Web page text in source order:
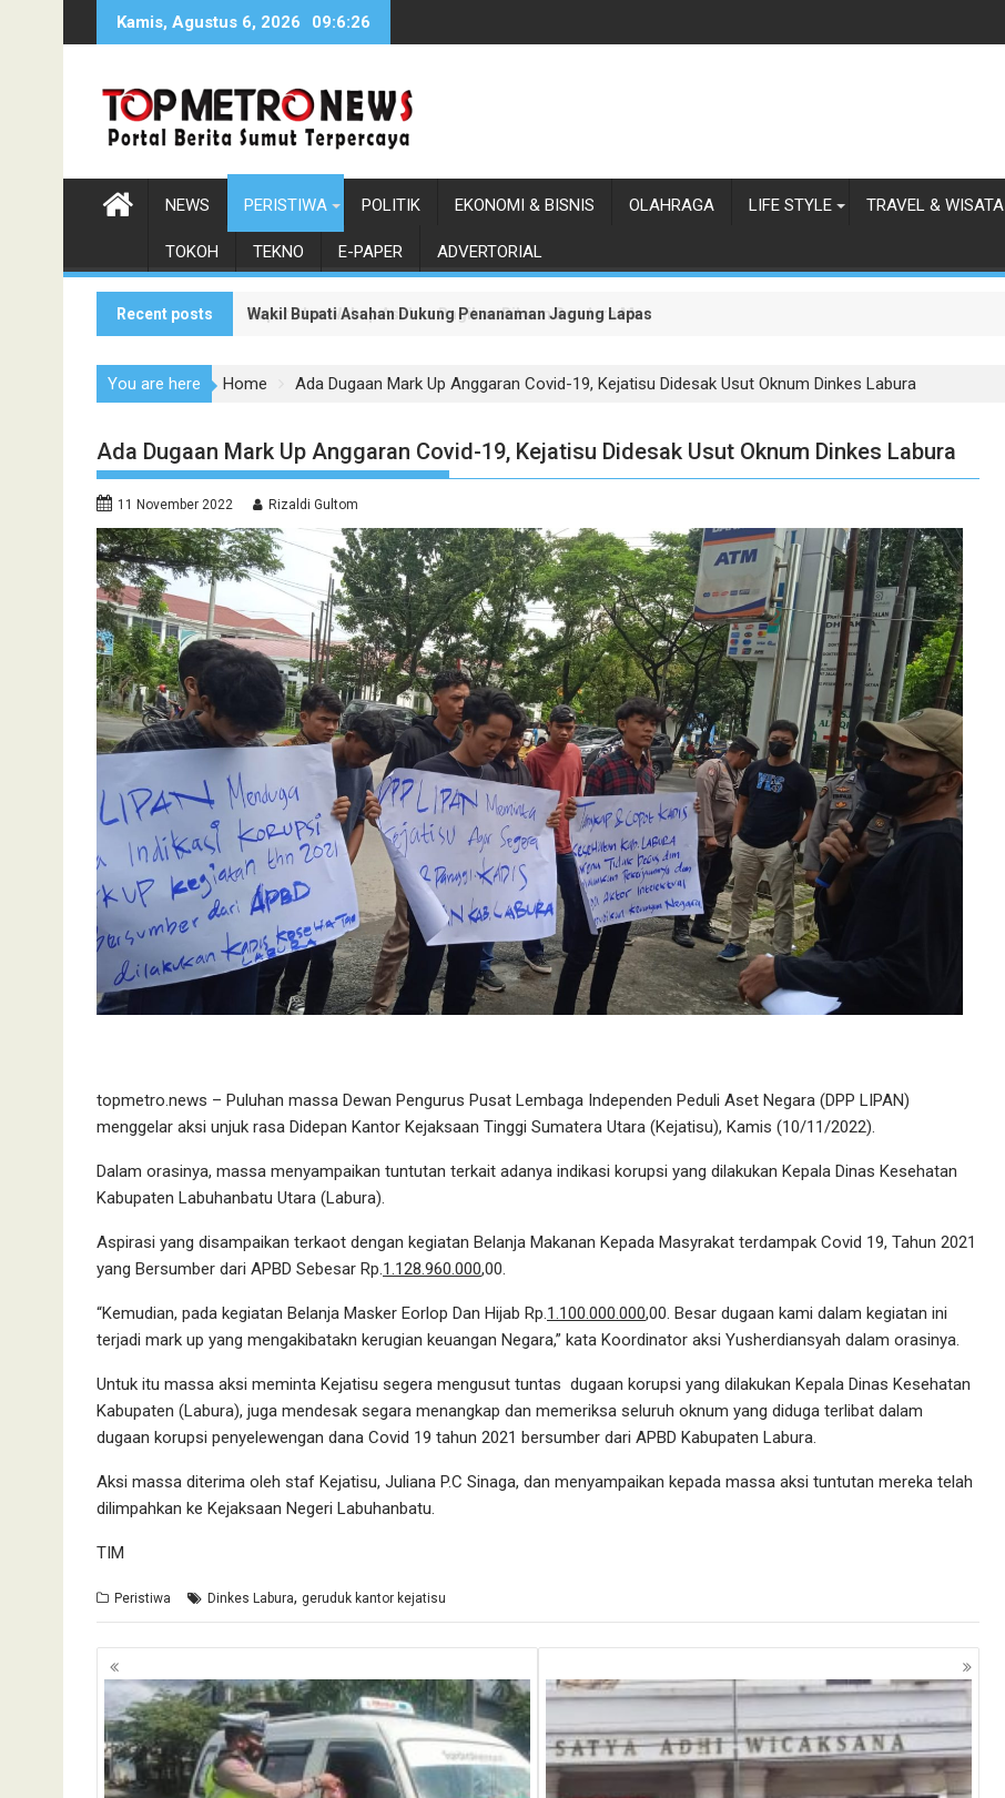
Kamis, Agustus 6, 2026 09:6:27
NEWS PERISTIWA POLITIK EKONOMI & BISNIS OLAHRAGA LIFE STYLE TRAVEL & WISATA
TOKOH TEKNO E-PAPER ADVERTORIAL
Recent posts Wakil Bupati Asahan Dukung Penanaman Jagung Lapas Labuhan Ruku
Bupati dan Wabup Asahan Bagikan Ribuan Bendera Merah Putih
You are here Home Ada Dugaan Mark Up Anggaran Covid-19, Kejatisu Didesak Usut Oknum Dinkes Labura
Ada Dugaan Mark Up Anggaran Covid-19, Kejatisu Didesak Usut Oknum Dinkes Labura
11 November 2022 Rizaldi Gultom
topmetro.news – Puluhan massa Dewan Pengurus Pusat Lembaga Independen Peduli Aset Negara (DPP LIPAN)
menggelar aksi unjuk rasa Didepan Kantor Kejaksaan Tinggi Sumatera Utara (Kejatisu), Kamis (10/11/2022).
Dalam orasinya, massa menyampaikan tuntutan terkait adanya indikasi korupsi yang dilakukan Kepala Dinas Kesehatan
Kabupaten Labuhanbatu Utara (Labura).
Aspirasi yang disampaikan terkaot dengan kegiatan Belanja Makanan Kepada Masyrakat terdampak Covid 19, Tahun 2021
yang Bersumber dari APBD Sebesar Rp. 1.128.960.000,00.
“Kemudian, pada kegiatan Belanja Masker Eorlop Dan Hijab Rp. 1.100.000.000,00. Besar dugaan kami dalam kegiatan ini
terjadi mark up yang mengakibatakn kerugian keuangan Negara,” kata Koordinator aksi Yusherdiansyah dalam orasinya.
Untuk itu massa aksi meminta Kejatisu segera mengusut tuntas dugaan korupsi yang dilakukan Kepala Dinas Kesehatan
Kabupaten (Labura), juga mendesak segara menangkap dan memeriksa seluruh oknum yang diduga terlibat dalam
dugaan korupsi penyelewengan dana Covid 19 tahun 2021 bersumber dari APBD Kabupaten Labura.
Aksi massa diterima oleh staf Kejatisu, Juliana P.C Sinaga, dan menyampaikan kepada massa aksi tuntutan mereka telah
dilimpahkan ke Kejaksaan Negeri Labuhanbatu.
TIM
Peristiwa Dinkes Labura, geruduk kantor kejatisu
Navigasi
pos